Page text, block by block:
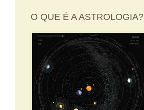
O QUE É A ASTROLOGIA?